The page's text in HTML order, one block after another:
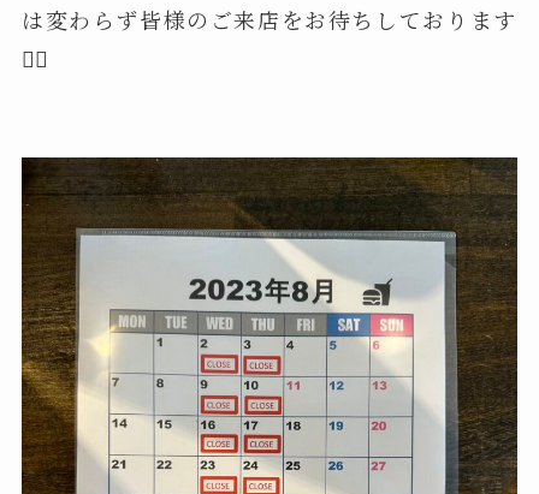
は変わらず皆様のご来店をお待ちしております
❤️‍🔥